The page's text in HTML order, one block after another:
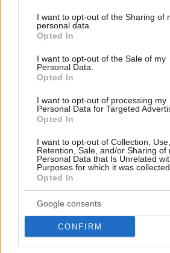
not limited to your visit or usage
grant or deny consent to Google and
use your data for below specified
consent section.
I want to opt-out of the Sharing of
personal data.
Opted In
I want to opt-out of the Sale of my
Personal Data.
Opted In
I want to opt-out of processing my
Personal Data for Targeted
Opted In
I want to opt-out of Collection, Use,
Retention, Sale, and/or Sharing of
Personal Data that Is Unrelated
Purposes for which it was collected.
Opted In
Google consents
CONFIRM
Olaszországban, a Toszkánával
található ez a bájos, rusztikus
delle Noci...
HÁZAK, ENTERIŐRÖK - INSPIRÁCIÓ
A SAOTA építész iroda
házak, különleges